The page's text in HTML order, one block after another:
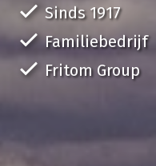
Sinds 1917
Familiebedrijf
Fritom Group